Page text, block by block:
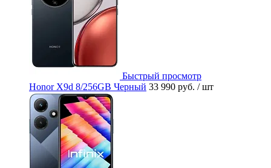
Быстрый просмотр
Honor X9d 8/256GB Черный 33 990 руб. / шт